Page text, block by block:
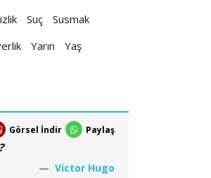
Suç
Susmak
Yarın
Yaş
Görsel İndir Paylaş
Victor Hugo